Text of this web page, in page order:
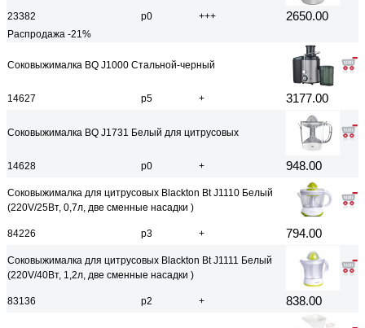
23382 р0 +++ 2650.00
Распродажа -21%
Соковыжималка BQ J1000 Стальной-черный
14627 р5 + 3177.00
Соковыжималка BQ J1731 Белый для цитрусовых
14628 р0 + 948.00
Соковыжималка для цитрусовых Blackton Bt J1110 Белый
(220V/25Вт, 0,7л, две сменные насадки )
84226 р3 + 794.00
Соковыжималка для цитрусовых Blackton Bt J1111 Белый
(220V/40Вт, 1,2л, две сменные насадки )
83136 р2 + 838.00